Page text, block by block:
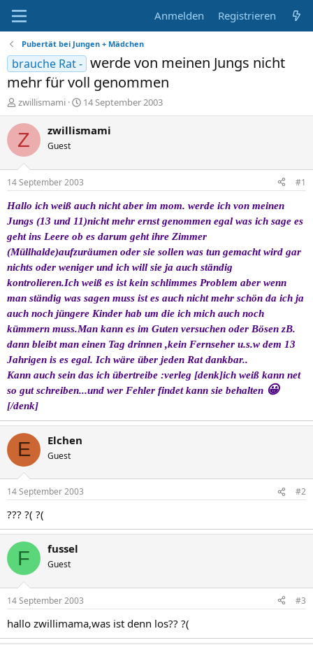
Anmelden Registrieren
Pubertät bei Jungen + Mädchen
brauche Rat - werde von meinen Jungs nicht
mehr für voll genommen
E
r
s
t
e
r
zwillismami
E
r
s
l
t
a
m
14 September 2003
Z zwillismami
Guest
14 September 2003 #1
Hallo ich weiß auch nicht aber im mom. werde ich von meinen
Jungs (13 und 11)nicht mehr ernst genommen egal was ich sage es
geht ins Leere ob es darum geht ihre Zimmer
(Müllhalde)aufzuräumen oder sie sollen was tun gemacht wird gar
nichts oder weniger und ich will sie ja auch ständig
kontrolieren.Ich weiß es ist kein schlimmes Problem aber wenn
man ständig was sagen muss ist es auch nicht mehr schön da ich ja
auch noch jüngere Kinder hab um die ich mich auch noch
kümmern muss.Man kann es im Guten versuchen oder Bösen zB.
dann bleibt man einen Tag drinnen ,kein Fernseher u.s.w dem 13
Jahrigen is es egal. Ich wäre über jeden Rat dankbar..
Kann auch sein das ich übertreibe :verleg [denk]ich weiß kann net
so gut schreiben...und wer Fehler findet kann sie behalten 😀
[/denk]
E Elchen
Guest
14 September 2003 #2
??? ?( ?(
F fussel
Guest
14 September 2003 #3
hallo zwillimama,was ist denn los?? ?(